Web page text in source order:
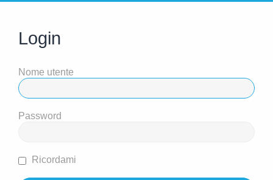
Login
Nome utente
Password
Ricordami